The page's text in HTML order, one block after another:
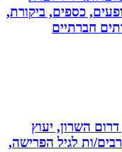
כספים, ביקורת,
יעוץ
לגיל הפרישה,